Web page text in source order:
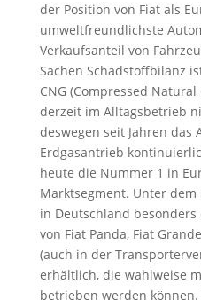
der Position von Fiat als
umweltfreundlichste
Verkaufsanteil von
Sachen Schadstoffbilanz
CNG (Compressed
derzeit im Alltagsbetrieb
deswegen seit Jahren
Erdgasantrieb
heute die Nummer 1 in
Marktsegment. Unter
in Deutschland
von Fiat Panda, Fiat
(auch in der
erhältlich, die wahlweise
betrieben werden können.